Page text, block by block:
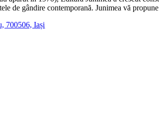
de gândire contemporană. Junimea vă
700506, Iași